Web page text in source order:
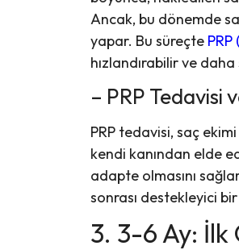
Ancak, bu dönemde
yapar. Bu süreçte
hızlandırabilir ve
– PRP Tedavisi
PRP tedavisi, saç
kendi kanından elde
adapte olmasını
sonrası destekleyici
3. 3-6 Ay: İlk